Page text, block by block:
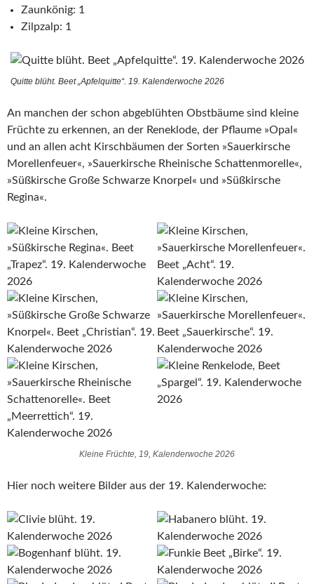
Zaunkönig: 1
Zilpzalp: 1
Quitte blüht. Beet „Apfelquitte“. 19. Kalenderwoche 2026
An manchen der schon abgeblühten Obstbäume sind kleine
Früchte zu erkennen, an der Reneklode, der Pflaume »Opal«
und an allen acht Kirschbäumen der Sorten »Sauerkirsche
Morellenfeuer«, »Sauerkirsche Rheinische Schattenmorelle«,
»Süßkirsche Große Schwarze Knorpel« und »Süßkirsche
Regina«.
Kleine Früchte, 19, Kalenderwoche 2026
Hier noch weitere Bilder aus der 19. Kalenderwoche: